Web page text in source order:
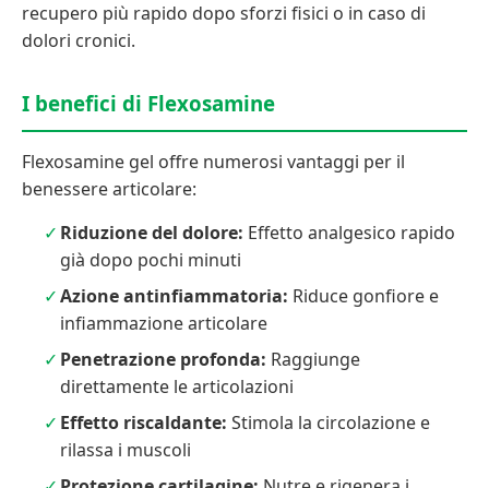
recupero più rapido dopo sforzi fisici o in caso di
dolori cronici.
I benefici di Flexosamine
Flexosamine gel offre numerosi vantaggi per il
benessere articolare:
Riduzione del dolore: Effetto analgesico rapido
già dopo pochi minuti
Azione antinfiammatoria: Riduce gonfiore e
infiammazione articolare
Penetrazione profonda: Raggiunge
direttamente le articolazioni
Effetto riscaldante: Stimola la circolazione e
rilassa i muscoli